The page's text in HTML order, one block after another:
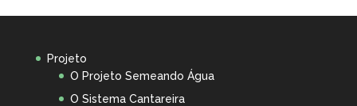
Projeto
O Projeto Semeando Água
O Sistema Cantareira